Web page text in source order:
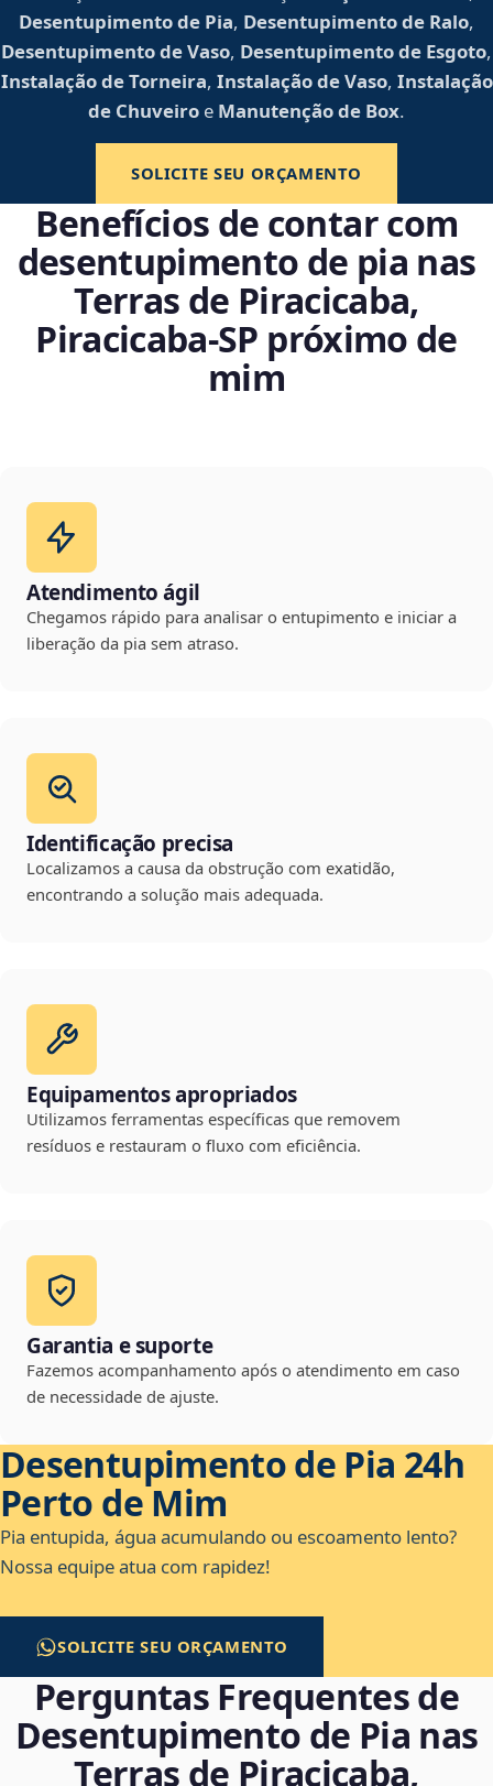
Desentupimento de Pia, Desentupimento de Ralo,
Desentupimento de Vaso, Desentupimento de Esgoto,
Instalação de Torneira, Instalação de Vaso, Instalação
de Chuveiro e Manutenção de Box.
SOLICITE SEU ORÇAMENTO
Benefícios de contar com
desentupimento de pia nas
Terras de Piracicaba,
Piracicaba‑SP próximo de
mim
Atendimento ágil
Chegamos rápido para analisar o entupimento e iniciar a
liberação da pia sem atraso.
Identificação precisa
Localizamos a causa da obstrução com exatidão,
encontrando a solução mais adequada.
Equipamentos apropriados
Utilizamos ferramentas específicas que removem
resíduos e restauram o fluxo com eficiência.
Garantia e suporte
Fazemos acompanhamento após o atendimento em caso
de necessidade de ajuste.
Desentupimento de Pia 24h
Perto de Mim
Pia entupida, água acumulando ou escoamento lento?
Nossa equipe atua com rapidez!
SOLICITE SEU ORÇAMENTO
Perguntas Frequentes de
Desentupimento de Pia nas
Terras de Piracicaba,